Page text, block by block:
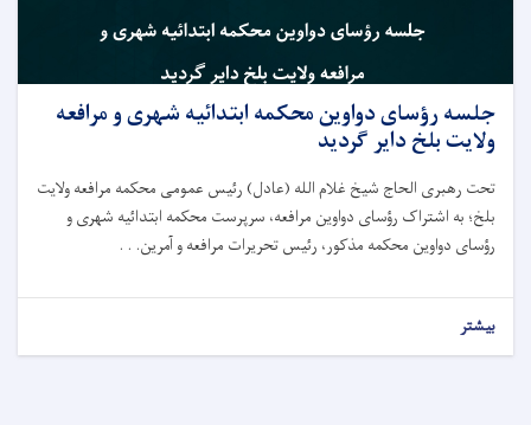
جلسه رؤسای دواوین محکمه ابتدائیه شهری و مرافعه
ولایت بلخ داير گردید
تحت رهبری الحاج شیخ غلام الله (عادل) رئیس عمومی محکمه مرافعه ولایت
بلخ؛ به اشتراک رؤسای دواوین مرافعه، سرپرست محکمه ابتدائیه شهری و
رؤسای دواوین محکمه مذکور، رئیس تحریرات مرافعه و آمرین. . .
بیشتر